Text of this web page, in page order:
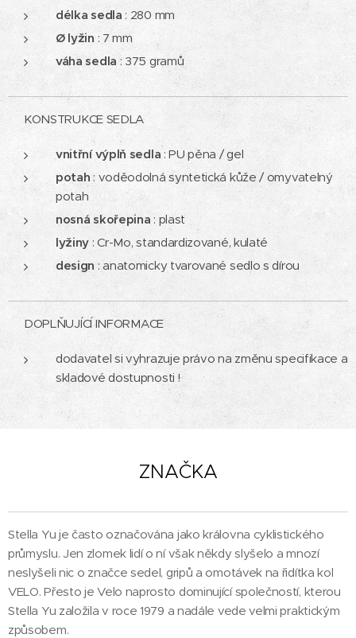
délka sedla : 280 mm
Ø lyžin : 7 mm
váha sedla : 375 gramů
KONSTRUKCE SEDLA
vnitřní výplň sedla : PU pěna / gel
potah : voděodolná syntetická kůže / omyvatelný
potah
nosná skořepina : plast
lyžiny : Cr-Mo, standardizované, kulaté
design : anatomicky tvarované sedlo s dírou
DOPLŇUJÍCÍ INFORMACE
dodavatel si vyhrazuje právo na změnu specifikace a
skladové dostupnosti !
ZNAČKA
Stella Yu je často označována jako královna cyklistického
průmyslu. Jen zlomek lidí o ní však někdy slyšelo a mnozí
neslyšeli nic o značce sedel, gripů a omotávek na řidítka kol
VELO. Přesto je Velo naprosto dominující společností, kterou
Stella Yu založila v roce 1979 a nadále vede velmi praktickým
způsobem.